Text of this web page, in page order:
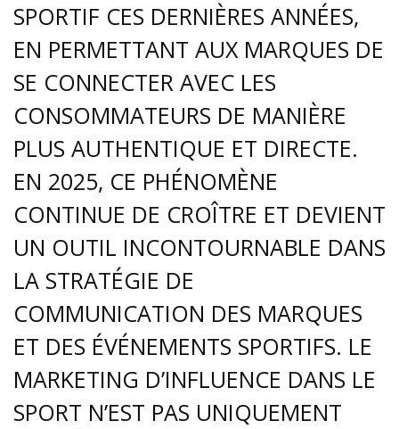
SPORTIF CES DERNIÈRES ANNÉES,
EN PERMETTANT AUX MARQUES DE
SE CONNECTER AVEC LES
CONSOMMATEURS DE MANIÈRE
PLUS AUTHENTIQUE ET DIRECTE.
EN 2025, CE PHÉNOMÈNE
CONTINUE DE CROÎTRE ET DEVIENT
UN OUTIL INCONTOURNABLE DANS
LA STRATÉGIE DE
COMMUNICATION DES MARQUES
ET DES ÉVÉNEMENTS SPORTIFS. LE
MARKETING D’INFLUENCE DANS LE
SPORT N’EST PAS UNIQUEMENT